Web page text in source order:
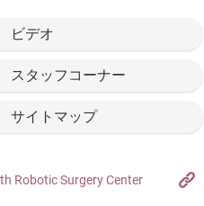
ビデオ
スタッフコーナー
サイトマップ
Robotic Surgery Center